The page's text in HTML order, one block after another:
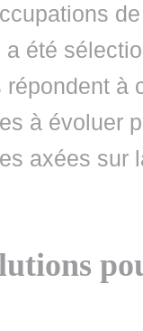
a été
répondent à
à évoluer
axées sur